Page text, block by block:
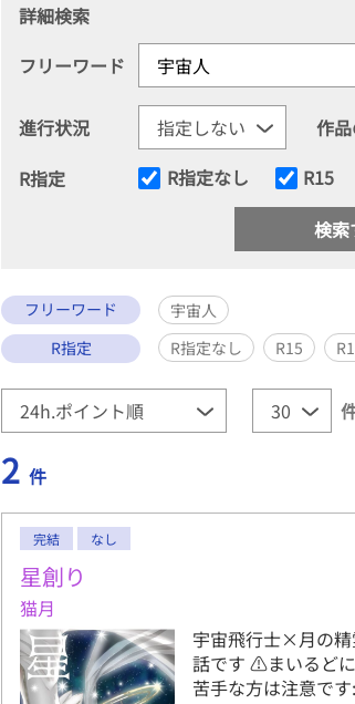
詳細検索
フリーワード
進行状況
作
R指定
R指定なし R15
フリーワード
宇宙人
R指定
R指定なし R15
2 件
完結 なし
星創り
猫月
宇宙飛行士×月の精
話です ⚠まいるど
苦手な方は注意です